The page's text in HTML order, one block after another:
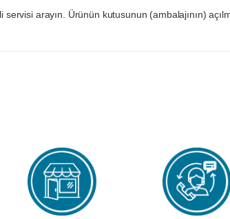
arayın. Ürünün kutusunun (ambalajının)